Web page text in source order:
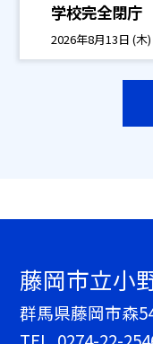
学校完全閉庁
2026年8月13日 (木)
藤岡市立小
群馬県藤岡市森